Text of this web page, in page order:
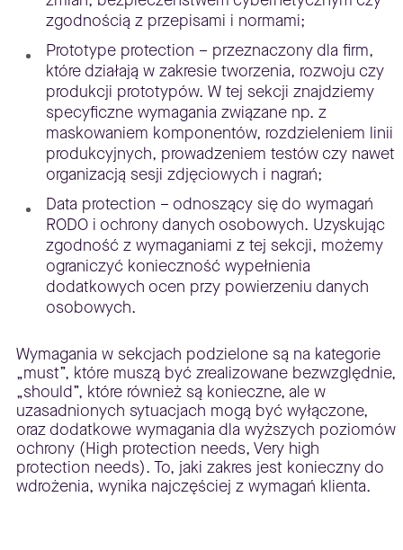
zgodnością z przepisami i normami;
Prototype protection – przeznaczony dla firm,
które działają w zakresie tworzenia, rozwoju czy
produkcji prototypów. W tej sekcji znajdziemy
specyficzne wymagania związane np. z
maskowaniem komponentów, rozdzieleniem linii
produkcyjnych, prowadzeniem testów czy nawet
organizacją sesji zdjęciowych i nagrań;
Data protection – odnoszący się do wymagań
RODO i ochrony danych osobowych. Uzyskując
zgodność z wymaganiami z tej sekcji, możemy
ograniczyć konieczność wypełnienia
dodatkowych ocen przy powierzeniu danych
osobowych.
Wymagania w sekcjach podzielone są na kategorie
„must”, które muszą być zrealizowane bezwzględnie,
„should”, które również są konieczne, ale w
uzasadnionych sytuacjach mogą być wyłączone,
oraz dodatkowe wymagania dla wyższych poziomów
ochrony (High protection needs, Very high
protection needs). To, jaki zakres jest konieczny do
wdrożenia, wynika najczęściej z wymagań klienta.